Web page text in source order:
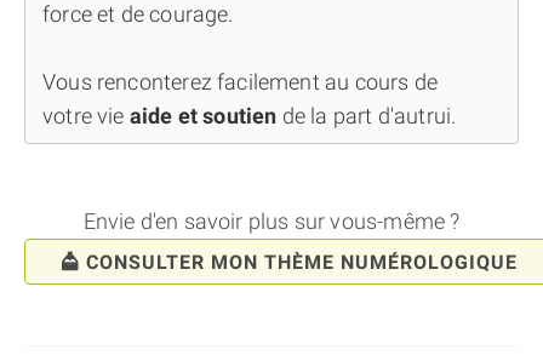
force et de courage.
Vous renconterez facilement au cours de
votre vie aide et soutien de la part d'autrui.
Envie d'en savoir plus sur vous-même ?
CONSULTER MON THÈME NUMÉROLOGIQUE